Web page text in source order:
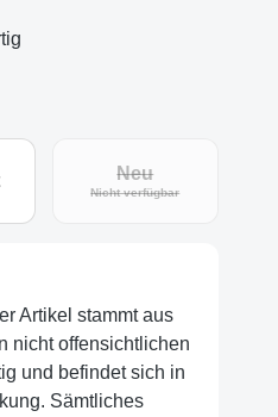
Neu
Nicht verfügbar(Diese Option ist
Artikel stammt aus
nicht offensichtlichen
und befindet sich in
Sämtliches